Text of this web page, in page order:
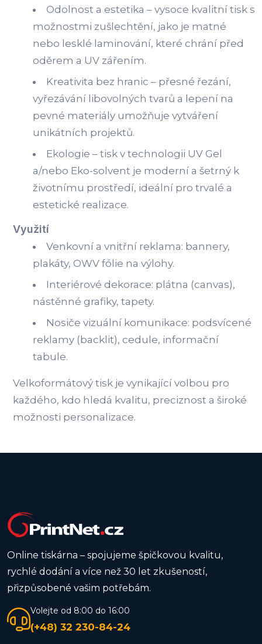
Odolnost a estetika – vysoce kvalitní tisk s
možnostmi zušlechtění, jako je matné
nebo lesklé laminování, které chrání před
oděrem a UV zářením.
Kreativita bez hranic – přesné řezání,
vyřezávání libovolných tvarů a lepení na
pevné materiály umožňuje vytváření
unikátních projektů.
Ekologie – tisk v technologii UV Gel
a/nebo Eko-solvent je moderní a šetrný k
životnímu prostředí, ideální pro trvalé a
estetické realizace.
Využití
Venkovní a vnitřní reklama: bannery,
plakáty, OWV fólie na výlohy.
Interiérové dekorace: plátna (canvas),
nástěnné grafiky, tapety.
Nosiče vizuální komunikace: podsvícené
reklamy (backlit), cedule, informační
tabule.
Velkoformátový tisk je vynikající volbou pro
každého, kdo hledá kvalitu, preciznost a široké
možnosti personalizace.
Online tiskárna – spojujeme špičkovou kvalitu,
rychlé dodání a více než 30 let zkušeností,
přizpůsobené vašim potřebám.
Volejte od 8:00 do 16:00
(+48) 32 230-84-24